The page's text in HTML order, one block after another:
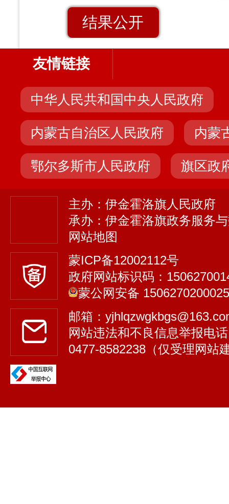
结果公开
友情链接
中华人民共和国中央人民政府
内蒙古自治区人民政府 内蒙
鄂尔多斯市人民政府 旗区政
主办：伊金霍洛旗人民政府
承办：伊金霍洛旗政务服务
网站地图
蒙ICP备12002112号
政府网站标识码：
蒙公网安备
邮箱：
网站违法和不良信息举报电
0477-8582238（仅受理网站